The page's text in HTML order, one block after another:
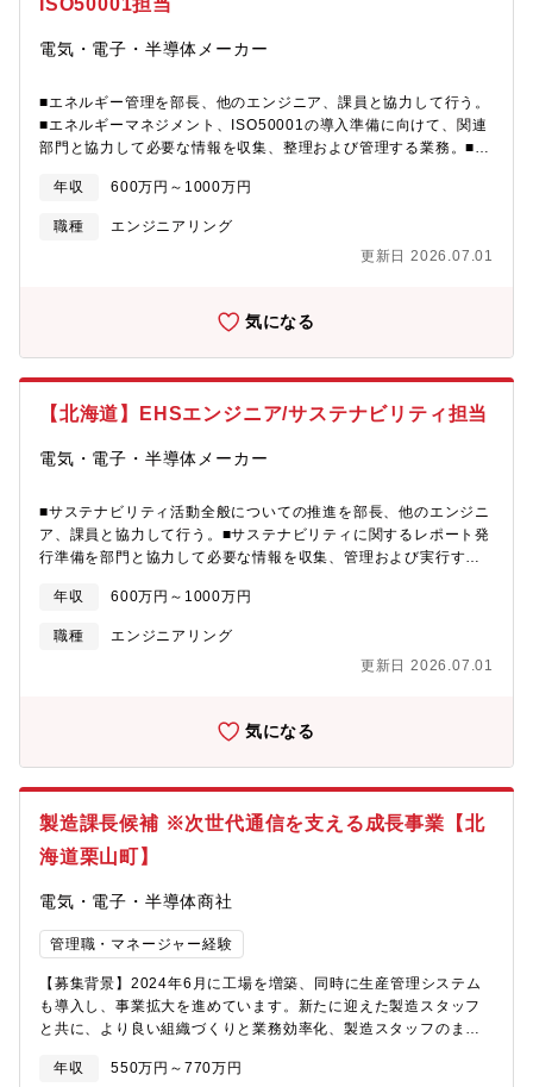
ISO50001担当
電気・電子・半導体メーカー
■エネルギー管理を部長、他のエンジニア、課員と協力して行う。
■エネルギーマネジメント、ISO50001の導入準備に向けて、関連
部門と協力して必要な情報を収集、整理および管理する業務。■従
する業務。■省エネ法、温対法の対応業務。■カーボンニュートラ
ルに向けたエネルギーマネジメント戦略の策定■Scope3の算定ガ
イドライン策定■SBTi、CDP取得に向けた準備■フッ素系温室効果
ガス(F-GHG)の削減推進【定年】65 歳 ※65 歳以降有期契約に
装置技術を持つベルギー某社との協力体制構築、国内では技術研
2nmを掛け声に同社は設立されました。この度2027年に次世代半
年収 600万円～1000万円
職種
エンジニアリング
更新日 2026.07.01
気になる
【北海道】EHSエンジニア/サステナビリティ担当
電気・電子・半導体メーカー
■サステナビリティ活動全般についての推進を部長、他のエンジニ
ア、課員と協力して行う。■サステナビリティに関するレポート発
行準備を部門と協力して必要な情報を収集、管理および実行する
理解と遵守を促進する業務。■周辺地域との連携に基づく社会貢献
活動の推進業務。■工場内および周辺地域の生物多様性保全の推進
業務。■サステナビリティに関する非財務情報開示準備対応業務。
■SDGs、CSRの対応に関する業務。【定年】65 歳 ※65 歳以降
びEUV露光装置技術を持つベルギー某社との協力体制構築、国内
りbeyond 2nmを掛け声に同社は設立されました。この度2027年
す。
年収 600万円～1000万円
職種
エンジニアリング
更新日 2026.07.01
気になる
製造課長候補 ※次世代通信を支える成長事業【北
海道栗山町】
電気・電子・半導体商社
管理職・マネージャー経験
【募集背景】2024年6月に工場を増築、同時に生産管理システム
も導入し、事業拡大を進めています。新たに迎えた製造スタッフ
と共に、より良い組織づくりと業務効率化、製造スタッフのまと
長と共に、製造スタッフの管理、業務効率化、業務管理をメイン
年収 550万円～770万円